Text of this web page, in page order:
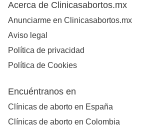
Acerca de Clinicasabortos.mx
Anunciarme en Clinicasabortos.mx
Aviso legal
Política de privacidad
Política de Cookies
Encuéntranos en
Clínicas de aborto en España
Clínicas de aborto en Colombia